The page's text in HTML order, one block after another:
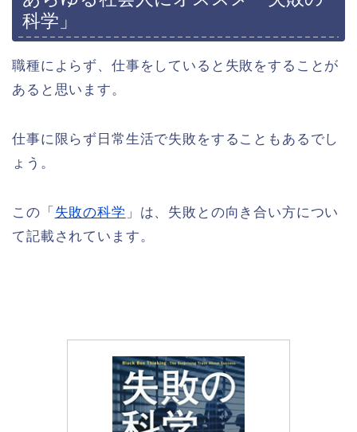
科学」
職種によらず、仕事をしていると失敗をすることが
あると思います。
仕事に限らず日常生活で失敗をすることもあるでし
ょう。
この「 失敗の科学 」は、失敗との向き合い方につい
て記載されています。